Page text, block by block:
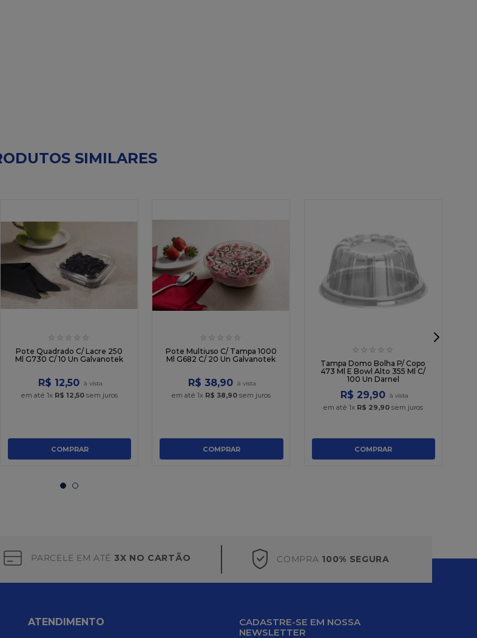
SIMILARES
☆ ☆ ☆ ☆ ☆
Pote Quadrado C/ Lacre 250
Ml G730 C/ 10 Un Galvanotek
R$ 12,50
em até 1x R$ 12,50sem juros
COMPRAR
☆ ☆ ☆ ☆ ☆
Pote Multiuso C/ Tampa 1000
Ml G682 C/ 20 Un Galvanotek
R$ 38,90
em até1x R$ 38,90 sem juros
COMPRAR
☆ ☆ ☆ ☆ ☆
Tampa Domo Bolha P/ Copo
473 Ml E Bowl Alto 355 Ml C/
100 Un Darnel
R$ 29,90
em até1x R$ 29,90 sem juros
COMPRAR
PARCELE EM ATÉ 3X NO CARTÃO COMPRA 100% SEGURA
ATENDIMENTO
CADASTRE-SE EM NOSSA
NEWSLETTER